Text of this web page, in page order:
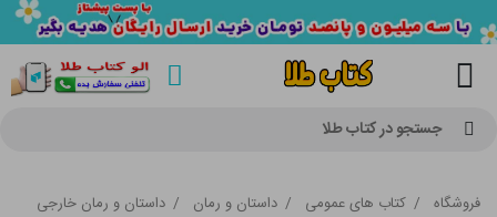
جستجو در کتاب طلا
فروشگاه / کتاب های عمومی / داستان و رمان / داستان و رمان خارجی